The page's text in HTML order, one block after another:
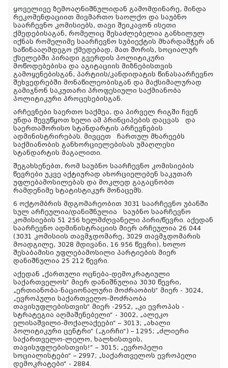
ყოველივე ზემოაღნიშნულიდან გამომდინარე, მინდა
რეკომენდაციით მივმართო საოლქო და საუბნო
საარჩევნო კომისიებს, თავი შეიკავონ ისეთი
ქმედებისაგან, რომელიც შესაძლებელია განხილულ
იქნას რომელიმე საარჩევნო სუბიექტის მხარდამჭერ ან
საწინააღმდეგო ქმედებად, მათ შორის, სოციალურ
ქსელებში პირადი გვერდის პოლიტიკური
მოწოდებებისა და აგიტაციის მიზნებისთვის
გამოყენებისგან, პარტიის/კანდიდატის წინასაარჩევნო
შეხვედრებში მონაწილეობისგან და მაქსიმალურად
გამიჯნონ საკუთარი პროფესიული საქმიანობა
პოლიტიკური პროცესებისგან.
არჩევნები საერთო საქმეა, და პირველ რიგში ჩვენ
უნდა შევუწყოთ ხელი ამ პრინციპების დაცვას
და
საერთაშორისო სტანდარტის არჩევნების
ადმინისტრირებას. მივცეთ
ჩართულ მხარეებს
საქმიანობის განხორციელებისას უმაღლესი
სტანდარტის მაგალითი.
შეგახსენებთ, რომ საუბნო საარჩევნო კომისიების
წევრები უკვე აქტიურად ახორციელებენ საკუთარ
უფლებამოსილებას და მოკლედ გაგაცნობთ
რამდენიმე სტატისტიკურ მონაცემს.
6 ოქტომბრის მდგომარეობით 3031 საარჩევნო უბანში
სულ არჩეულია/დანიშნულია
საუბნო საარჩევნო
კომისიების 51 256 ხელმძღვანელი პირი/წევრი. აქედან
საარჩევნო ადმინისტრაციის მიერ არჩეულია 26 044
(3031 კომისიის თავმჯდომარე, 3029 თავმჯდომარის
მოადგილე, 3028 მდივანი, 16 956 წევრი), ხოლო
შესაბამისი უფლებამოსილი პარტიების მიერ
დანიშნულია 25 212 წევრი.
აქედან „ქართული ოცნება-დემოკრატიული
საქართველოს“ მიერ დანიშნულია 3030 წევრი,
„ერთიანობა-ნაციონალური მოძრაობის“ მიერ - 3024,
„ევროპული საქართველო-მოძრაობა
თავისუფლებისთვის“ მიერ -2952, „კი ევროპას -
სტრატეგია აღმაშენებელი“ - 3002, „ალეკო
ელისაშვილი-მოქალაქეები“ – 3013; „ახალი
პოლიტიკური ცენტრი“ („გირჩი“) – 1295; „ძლიერი
საქართველო-ლელო, ხალხისთვის,
თავისუფლებისთვის!“ – 3015; „ევროპელი
სოციალისტები“ – 2997; „საქართველოს ევროპელი
დემოკრატები“ - 2884.